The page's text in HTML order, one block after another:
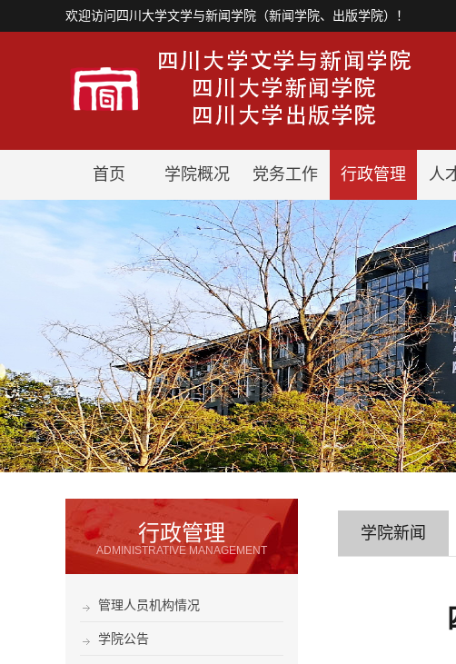
欢迎访问四川大学文学与新闻学院（新闻学院、出版学院）！
首页 学院概况 党务工作 行政管理 人
行政管理
ADMINISTRATIVE MANAGEMENT
管理人员机构情况
学院公告
学院新闻